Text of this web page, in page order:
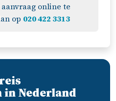
online te
op 020 422 3313
in Nederland